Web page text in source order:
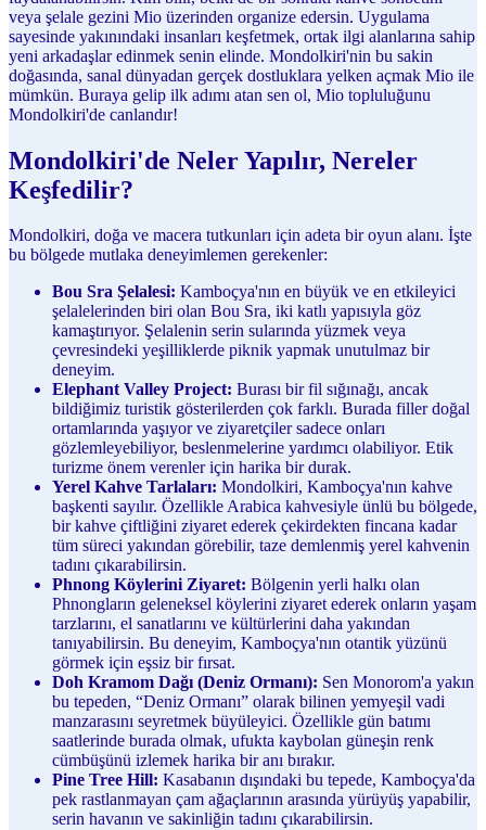
veya şelale gezini Mio üzerinden organize edersin. Uygulama
sayesinde yakınındaki insanları keşfetmek, ortak ilgi alanlarına sahip
yeni arkadaşlar edinmek senin elinde. Mondolkiri'nin bu sakin
doğasında, sanal dünyadan gerçek dostluklara yelken açmak Mio ile
mümkün. Buraya gelip ilk adımı atan sen ol, Mio topluluğunu
Mondolkiri'de canlandır!
Mondolkiri'de Neler Yapılır, Nereler
Keşfedilir?
Mondolkiri, doğa ve macera tutkunları için adeta bir oyun alanı. İşte
bu bölgede mutlaka deneyimlemen gerekenler:
Bou Sra Şelalesi: Kamboçya'nın en büyük ve en etkileyici
şelalelerinden biri olan Bou Sra, iki katlı yapısıyla göz
kamaştırıyor. Şelalenin serin sularında yüzmek veya
çevresindeki yeşilliklerde piknik yapmak unutulmaz bir
deneyim.
Elephant Valley Project: Burası bir fil sığınağı, ancak
bildiğimiz turistik gösterilerden çok farklı. Burada filler doğal
ortamlarında yaşıyor ve ziyaretçiler sadece onları
gözlemleyebiliyor, beslenmelerine yardımcı olabiliyor. Etik
turizme önem verenler için harika bir durak.
Yerel Kahve Tarlaları: Mondolkiri, Kamboçya'nın kahve
başkenti sayılır. Özellikle Arabica kahvesiyle ünlü bu bölgede,
bir kahve çiftliğini ziyaret ederek çekirdekten fincana kadar
tüm süreci yakından görebilir, taze demlenmiş yerel kahvenin
tadını çıkarabilirsin.
Phnong Köylerini Ziyaret: Bölgenin yerli halkı olan
Phnongların geleneksel köylerini ziyaret ederek onların yaşam
tarzlarını, el sanatlarını ve kültürlerini daha yakından
tanıyabilirsin. Bu deneyim, Kamboçya'nın otantik yüzünü
görmek için eşsiz bir fırsat.
Doh Kramom Dağı (Deniz Ormanı): Sen Monorom'a yakın
bu tepeden, “Deniz Ormanı” olarak bilinen yemyeşil vadi
manzarasını seyretmek büyüleyici. Özellikle gün batımı
saatlerinde burada olmak, ufukta kaybolan güneşin renk
cümbüşünü izlemek harika bir anı bırakır.
Pine Tree Hill: Kasabanın dışındaki bu tepede, Kamboçya'da
pek rastlanmayan çam ağaçlarının arasında yürüyüş yapabilir,
serin havanın ve sakinliğin tadını çıkarabilirsin.